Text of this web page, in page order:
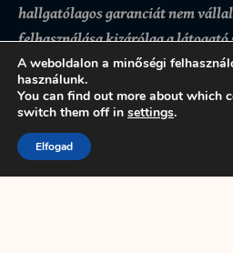
hallgatólagos garanciát nem
felhasználása kizárólag a látogató
történik, az ezekre alapozott
következményekért az oldal
igyekszünk pontos és naprakész
előfordulhatnak hibák vagy
használatával a felhasználó
A weboldalon a minőségi
használunk.
You can find out more about which
switch them off in settings.
Elfogad